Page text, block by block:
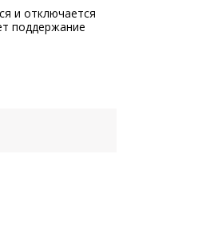
и отключается
поддержание